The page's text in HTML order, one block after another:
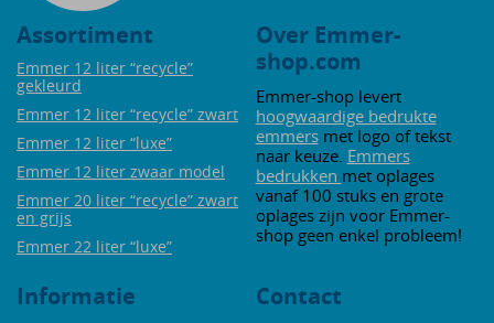
Assortiment
Emmer 12 liter “recycle”
gekleurd
Emmer 12 liter “recycle” zwart
Emmer 12 liter “luxe”
Emmer 12 liter zwaar model
Emmer 20 liter “recycle” zwart
en grijs
Emmer 22 liter “luxe”
Over Emmer-
shop.com
Emmer-shop levert
hoogwaardige bedrukte
emmersmet logo of tekst
naar keuze. Emmers
bedrukken met oplages
vanaf 100 stuks en grote
oplages zijn voor Emmer-
shop geen enkel probleem!
Informatie Contact